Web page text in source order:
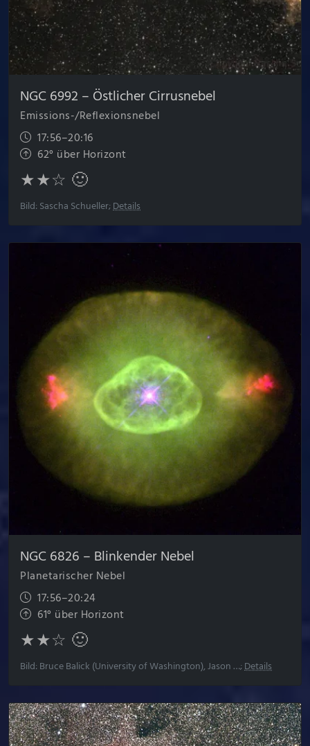
NGC 6992 – Östlicher Cirrus­nebel
Emissions-/Reflexionsnebel
17:56–20:16
62° über Horizont
★★☆ 🙂
Bild: Sascha Schueller;Details
NGC 6826 – Blinkender Nebel
Planetarischer Nebel
17:56–20:24
61° über Horizont
★★☆ 🙂
Bild: Bruce Balick (University of Washington), Jason …;Details